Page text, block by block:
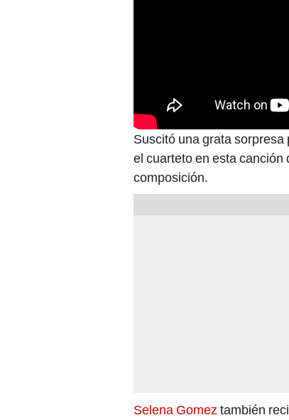
Suscitó una grata
el cuarteto en esta canción
composición.
Selena Gomez también